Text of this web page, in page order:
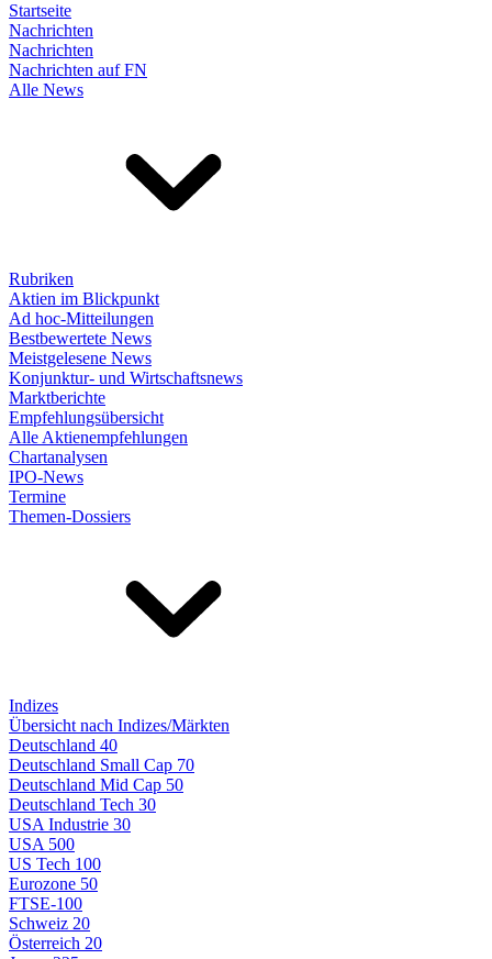
Startseite
Nachrichten
Nachrichten
Nachrichten auf FN
Alle News
Rubriken
Aktien im Blickpunkt
Ad hoc-Mitteilungen
Bestbewertete News
Meistgelesene News
Konjunktur- und Wirtschaftsnews
Marktberichte
Empfehlungsübersicht
Alle Aktienempfehlungen
Chartanalysen
IPO-News
Termine
Themen-Dossiers
Indizes
Übersicht nach Indizes/Märkten
Deutschland 40
Deutschland Small Cap 70
Deutschland Mid Cap 50
Deutschland Tech 30
USA Industrie 30
USA 500
US Tech 100
Eurozone 50
FTSE-100
Schweiz 20
Österreich 20